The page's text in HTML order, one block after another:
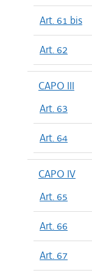
Art. 61 bis
Art. 62
CAPO III
Art. 63
Art. 64
CAPO IV
Art. 65
Art. 66
Art. 67